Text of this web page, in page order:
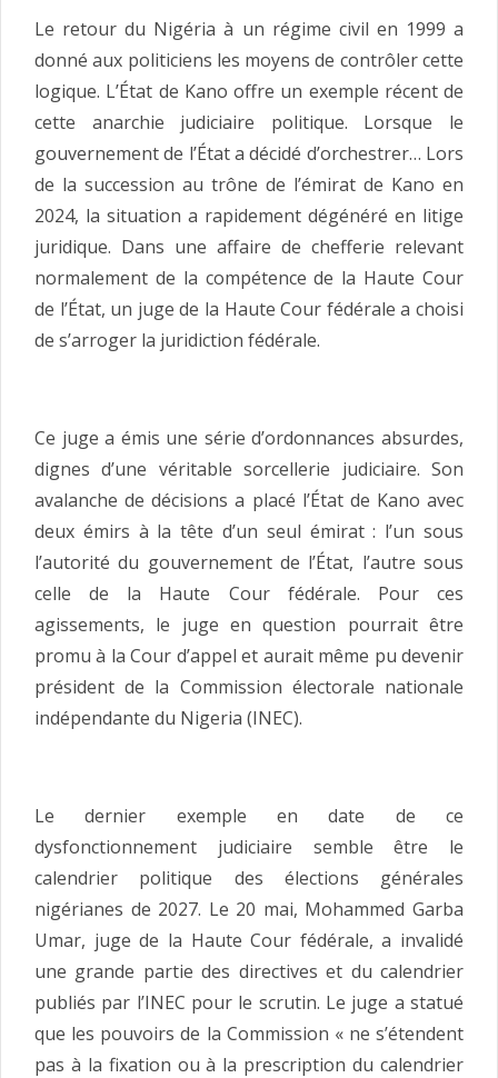
Le retour du Nigéria à un régime civil en 1999 a
donné aux politiciens les moyens de contrôler cette
logique. L’État de Kano offre un exemple récent de
cette anarchie judiciaire politique. Lorsque le
gouvernement de l’État a décidé d’orchestrer… Lors
de la succession au trône de l’émirat de Kano en
2024, la situation a rapidement dégénéré en litige
juridique. Dans une affaire de chefferie relevant
normalement de la compétence de la Haute Cour
de l’État, un juge de la Haute Cour fédérale a choisi
de s’arroger la juridiction fédérale.
Ce juge a émis une série d’ordonnances absurdes,
dignes d’une véritable sorcellerie judiciaire. Son
avalanche de décisions a placé l’État de Kano avec
deux émirs à la tête d’un seul émirat : l’un sous
l’autorité du gouvernement de l’État, l’autre sous
celle de la Haute Cour fédérale. Pour ces
agissements, le juge en question pourrait être
promu à la Cour d’appel et aurait même pu devenir
président de la Commission électorale nationale
indépendante du Nigeria (INEC).
Le dernier exemple en date de ce
dysfonctionnement judiciaire semble être le
calendrier politique des élections générales
nigérianes de 2027. Le 20 mai, Mohammed Garba
Umar, juge de la Haute Cour fédérale, a invalidé
une grande partie des directives et du calendrier
publiés par l’INEC pour le scrutin. Le juge a statué
que les pouvoirs de la Commission « ne s’étendent
pas à la fixation ou à la prescription du calendrier